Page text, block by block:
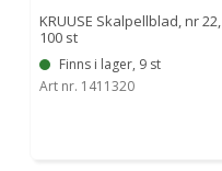
KRUUSE Skalpellblad, nr 22,
100 st
Finns i lager, 9 st
Art nr. 1411320